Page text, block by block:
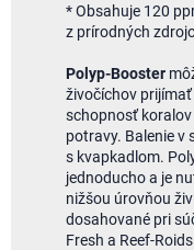
* Obsahuje 120
z prírodných
Polyp-Booster
živočíchov
schopnosť
potravy. Balenie v
s kvapkadlom.
jednoducho a je
nižšou úrovňou
dosahované pri
Fresh a Reef-